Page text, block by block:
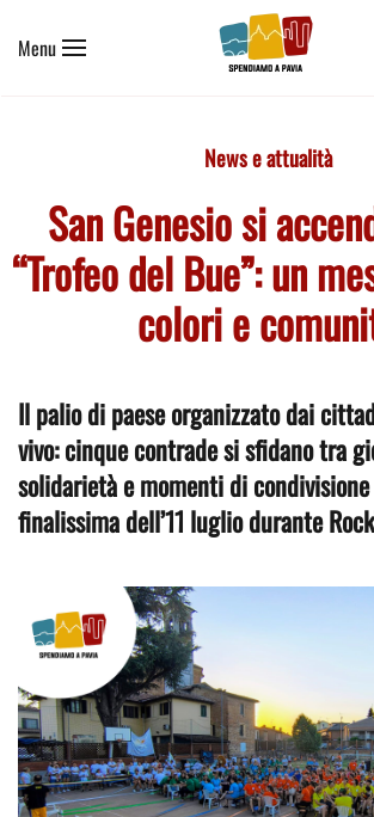
Skip to main content
Menu
News e attualità
San Genesio si
“Trofeo del Bue”: un
colori e
Il palio di paese organizzato dai
vivo: cinque contrade si sfidano tra
solidarietà e momenti di
finalissima dell’11 luglio durante